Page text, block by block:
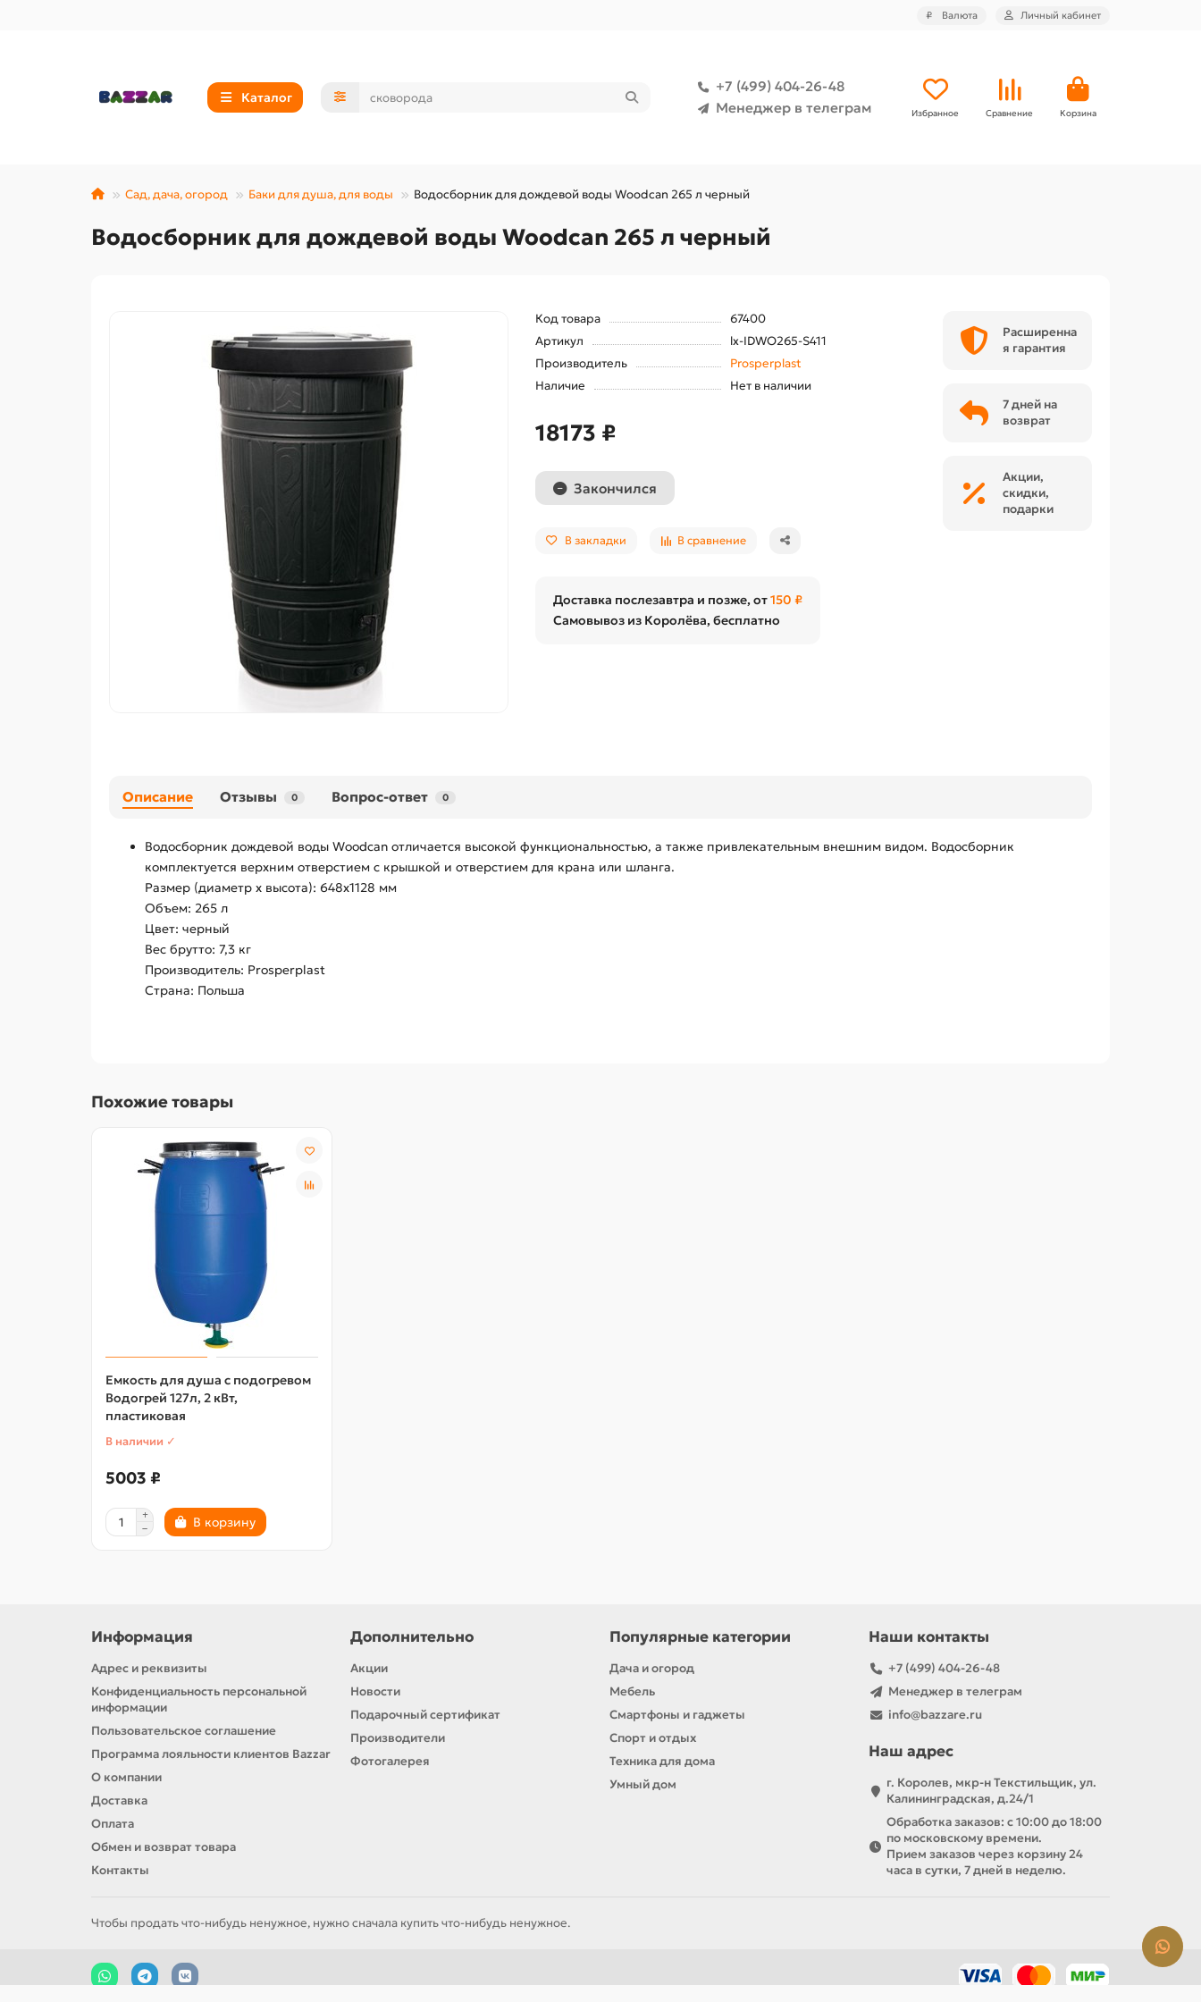
₽ Валюта Личный кабинет
Каталог
+7 (499) 404-26-48
Менеджер в телеграм
Избранное Сравнение Корзина
Сад, дача, огород Баки для душа, для воды Водосборник для дождевой воды Woodcan 265 л черный
Водосборник для дождевой воды Woodcan 265 л черный
Код товара
67400
Артикул
lx-IDWO265-S411
Производитель
Prosperplast
Наличие
Нет в наличии
18173 ₽
Закончился
В закладки В сравнение
Доставка послезавтра и позже, от150 ₽
Самовывоз из Королёва, бесплатно
Расширенна
я гарантия
7 дней на
возврат
Акции,
скидки,
подарки
Описание Отзывы 0 Вопрос-ответ 0
Водосборник дождевой воды Woodcan отличается высокой функциональностью, а также привлекательным внешним видом. Водосборник
комплектуется верхним отверстием с крышкой и отверстием для крана или шланга.
Размер (диаметр х высота): 648х1128 мм
Объем: 265 л
Цвет: черный
Вес брутто: 7,3 кг
Производитель: Prosperplast
Страна: Польша
Похожие товары
Емкость для душа с подогревом
Водогрей 127л, 2 кВт,
пластиковая
В наличии ✓
5003 ₽
В корзину
Информация
Адрес и реквизиты
Конфиденциальность персональной
информации
Пользовательское соглашение
Программа лояльности клиентов Bazzar
О компании
Доставка
Оплата
Обмен и возврат товара
Контакты
Дополнительно
Акции
Новости
Подарочный сертификат
Производители
Фотогалерея
Популярные категории
Дача и огород
Мебель
Смартфоны и гаджеты
Спорт и отдых
Техника для дома
Умный дом
Наши контакты
+7 (499) 404-26-48
Менеджер в телеграм
info@bazzare.ru
Наш адрес
г. Королев, мкр-н Текстильщик, ул.
Калининградская, д.24/1
Обработка заказов: с 10:00 до 18:00
по московскому времени.
Прием заказов через корзину 24
часа в сутки, 7 дней в неделю.
Чтобы продать что-нибудь ненужное, нужно сначала купить что-нибудь ненужное.